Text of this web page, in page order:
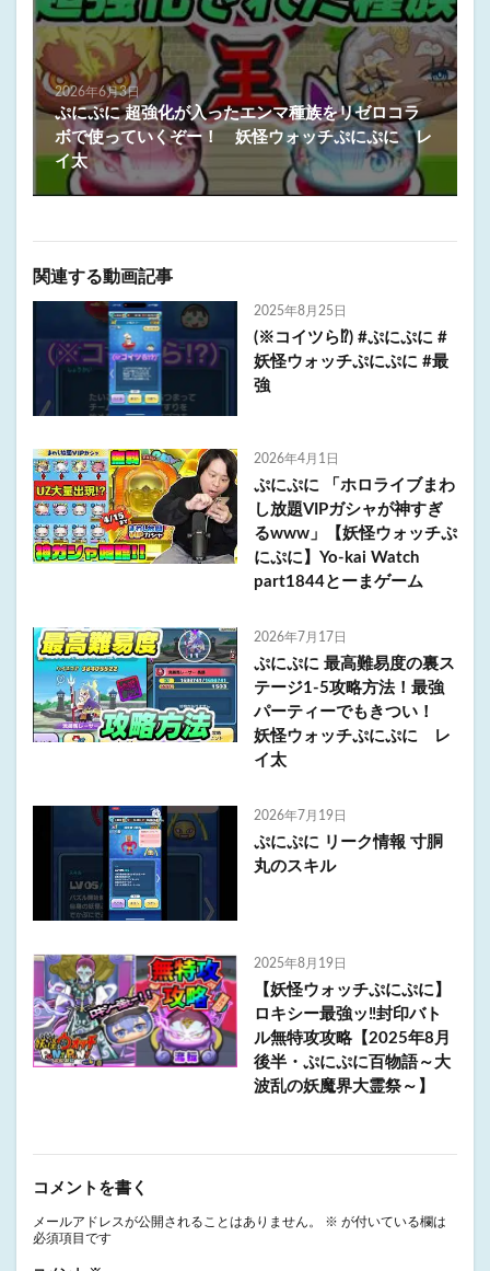
2026年6月3日
ぷにぷに 超強化が入ったエンマ種族をリゼロコラ
ボで使っていくぞー！ 妖怪ウォッチぷにぷに レ
イ太
関連する動画記事
2025年8月25日
(※コイツら⁉︎) #ぷにぷに #
妖怪ウォッチぷにぷに #最
強
2026年4月1日
ぷにぷに 「ホロライブまわ
し放題VIPガシャが神すぎ
るwww」【妖怪ウォッチぷ
にぷに】Yo-kai Watch
part1844とーまゲーム
2026年7月17日
ぷにぷに 最高難易度の裏ス
テージ1-5攻略方法！最強
パーティーでもきつい！
妖怪ウォッチぷにぷに レ
イ太
2026年7月19日
ぷにぷに リーク情報 寸胴
丸のスキル
2025年8月19日
【妖怪ウォッチぷにぷに】
ロキシー最強ッ‼️封印バト
ル無特攻攻略【2025年8月
後半・ぷにぷに百物語～大
波乱の妖魔界大霊祭～】
コメントを書く
メールアドレスが公開されることはありません。 ※ が付いている欄は
必須項目です